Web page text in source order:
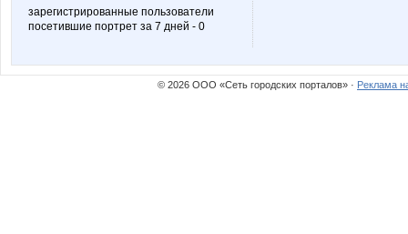
зарегистрированные пользователи
посетившие портрет за 7 дней - 0
© 2026 ООО «Сеть городских порталов» · Реклама